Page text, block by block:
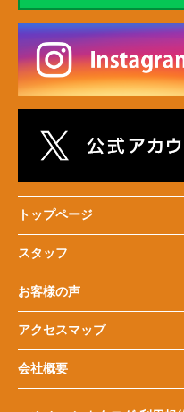
トップページ
スタッフ
お客様の声
アクセスマップ
会社概要